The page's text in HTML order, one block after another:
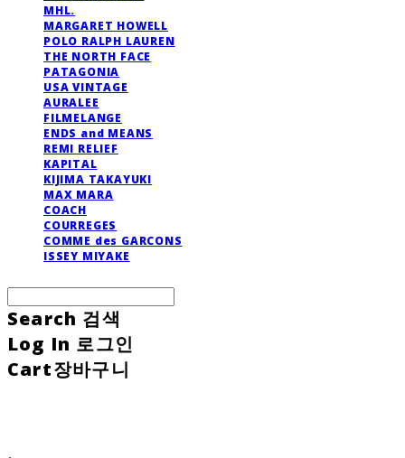
MHL.
MARGARET HOWELL
POLO RALPH LAUREN
THE NORTH FACE
PATAGONIA
USA VINTAGE
AURALEE
FILMELANGE
ENDS and MEANS
REMI RELIEF
KAPITAL
KIJIMA TAKAYUKI
MAX MARA
COACH
COURREGES
COMME des GARCONS
ISSEY MIYAKE
Search 검색
Log In 로그인
Cart장바구니